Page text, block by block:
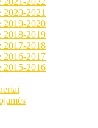
2020-2021
2019-2020
2018-2019
2017-2018
2016-2017
2015-2016